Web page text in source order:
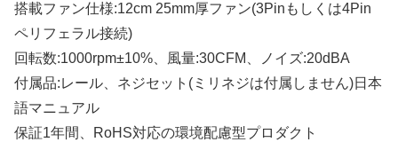
搭載ファン仕様:12cm 25mm厚ファン(3Pinもしくは4Pin
ペリフェラル接続)
回転数:1000rpm±10%、風量:30CFM、ノイズ:20dBA
付属品:レール、ネジセット(ミリネジは付属しません)日本
語マニュアル
保証1年間、RoHS対応の環境配慮型プロダクト